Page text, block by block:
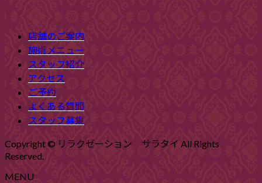
店舗のご案内
施術メニュー
スタッフ紹介
アクセス
ご予約
よくある質問
スタッフ募集
Copyright © リラクゼーション サラタイ All Rights
Reserved.
MENU